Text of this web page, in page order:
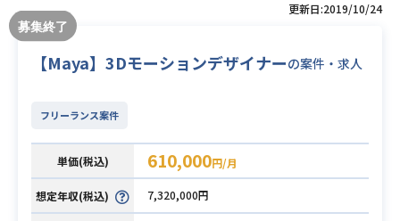
更新日:2019/10/24
【Maya】3Dモーションデザイナーの案件・求人
フリーランス案件
単価(税込) 610,000円/月
想定年収(税込) 7,320,000円